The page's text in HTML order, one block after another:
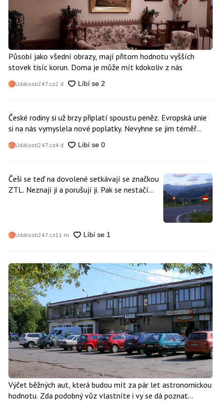
Působí jako všední obrazy, mají přitom hodnotu vyšších
stovek tisíc korun. Doma je může mít kdokoliv z nás
Události247.cz2 d
České rodiny si už brzy připlatí spoustu peněz. Evropská unie
si na nás vymyslela nové poplatky. Nevyhne se jim téměř
Události247.cz4 d
Češi se teď na dovolené setkávají se značkou
ZTL. Neznají ji a porušují ji. Pak se nestačí
Události247.cz11 m
Výčet běžných aut, která budou mít za pár let astronomickou
hodnotu. Zda podobný vůz vlastníte i vy se dá poznat